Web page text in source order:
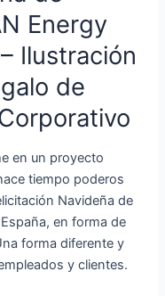
Energy
Ilustración
de
en un proyecto
tiempo poderos
Navideña de
en forma de
forma diferente y
y clientes.